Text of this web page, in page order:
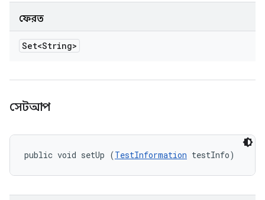
ফেরত
Set<String>
সেটআপ
public void setUp (TestInformation testInfo)